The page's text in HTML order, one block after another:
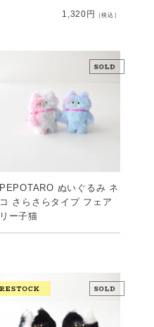
1,320円 ［税込］
PEPOTARO ぬいぐるみ ネ
コ さらさらタイプ フェア
リー子猫